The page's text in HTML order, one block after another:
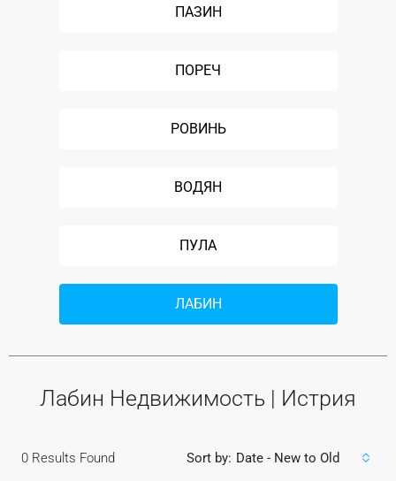
ПАЗИН
ПОРЕЧ
РОВИНЬ
ВОДЯН
ПУЛА
ЛАБИН
Лабин Недвижимость | Истрия
0 Results Found Sort by: Date - New to Old